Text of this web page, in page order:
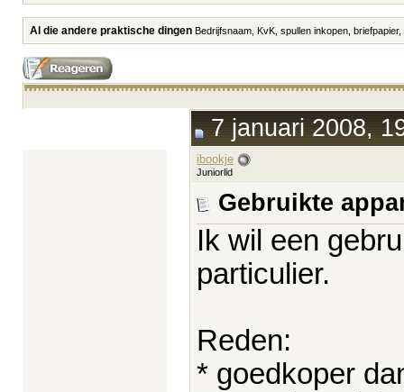
Al die andere praktische dingen Bedrijfsnaam, KvK, spullen inkopen,
7 januari 2008,
ibookje
Juniorlid
Gebruikte
Ik wil een
particulier.
Reden:
* goedkoper